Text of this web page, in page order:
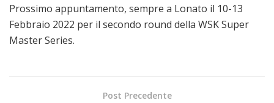
Prossimo appuntamento, sempre a Lonato il 10-13
Febbraio 2022 per il secondo round della WSK Super
Master Series.
Post Precedente